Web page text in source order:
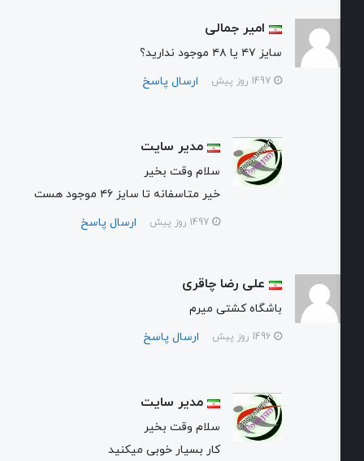
امیر جمالی
سایز ۴۷ یا ۴۸ موجود ندارید؟
ارسال پاسخ
مدیر سایت
سلام وقت بخیر
خیر متاسفانه تا سایز ۴۶ موجود هست
ارسال پاسخ
علی رضا چاقری
باشگاه کشتی میرم
ارسال پاسخ
مدیر سایت
سلام وقت بخیر
کار بسیار خوبی میکنید